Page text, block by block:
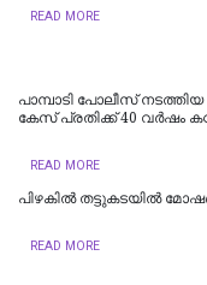
READ MORE
പാമ്പാടി പോലീസ്
കേസ് പ്രതിക്ക് 40 വർഷം
READ MORE
പിഴകിൽ തട്ടുകടയിൽ
READ MORE